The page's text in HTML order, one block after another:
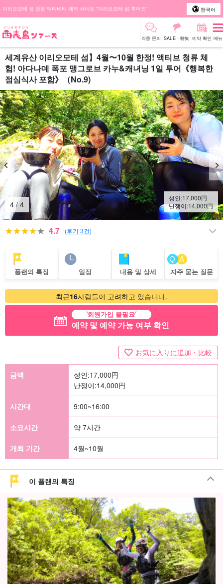
이리오모테 섬 전문 액티비티 예약 사이트 "이리오모테 섬 투어즈" 한국어
각종 문의 SALE・特集 예약 확인 메뉴
세계유산 이리오모테 섬】4월〜10월 한정! 액티브 청류 체
험! 아다나데 폭포 맹그로브 카누&캐녀닝 1일 투어《행복한
점심식사 포함》（No.9)
4 /4
성인:17,000円
난쟁이:14,000円
4.7 (후기 3건)
플랜의 특징 일정 내용 및 상세 자주 묻는 질문
최근16사람들이 고려하고 있습니다.
회원가입 불필요
예약 및 예약 가능 여부 확인
お気に入りに追加・比較
금액 성인:17,000円
난쟁이:14,000円
시간대 9:00~16:00
소요시간 약 7시간
개최 기간 4월~10월
이 플랜의 특징